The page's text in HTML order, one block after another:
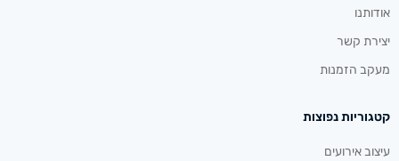
אודותנו
יצירת קשר
מעקב הזמנות
קטגוריות נפוצות
עיצוב אירועים